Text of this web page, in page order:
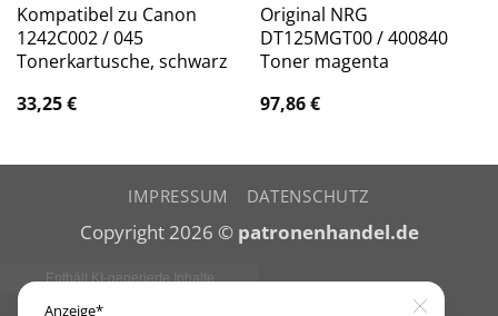
Kompatibel zu Canon
1242C002 / 045
Tonerkartusche, schwarz
33,25€
Original NRG
DT125MGT00 / 400840
Toner magenta
97,86€
IMPRESSUM DATENSCHUTZ
Copyright 2026 © patronenhandel.de
Anzeige*